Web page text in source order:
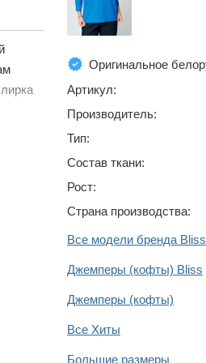
Оригинальное
Артикул:
Производитель:
Тип:
Состав ткани:
Рост:
Страна производства:
Все модели бренда Bliss
Джемперы (кофты) Bliss
Джемперы (кофты)
Все Хиты
Большие размеры